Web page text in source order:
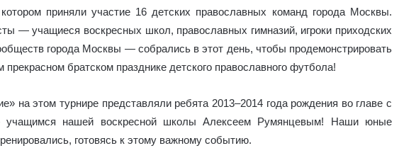
приняли участие 16 детских православных команд города Москвы.
— учащиеся воскресных школ, православных гимназий, игроки приходских
города Москвы — собрались в этот день, чтобы продемонстрировать
прекрасном братском празднике детского православного футбола!
на этом турнире представляли ребята 2013–2014 года рождения во главе с
учащимся нашей воскресной школы Алексеем Румянцевым! Наши юные
готовясь к этому важному событию.